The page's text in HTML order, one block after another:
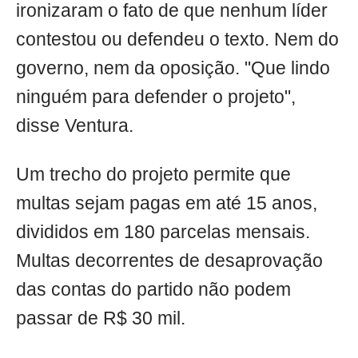
ironizaram o fato de que nenhum líder
contestou ou defendeu o texto. Nem do
governo, nem da oposição. "Que lindo
ninguém para defender o projeto",
disse Ventura.
Um trecho do projeto permite que
multas sejam pagas em até 15 anos,
divididos em 180 parcelas mensais.
Multas decorrentes de desaprovação
das contas do partido não podem
passar de R$ 30 mil.